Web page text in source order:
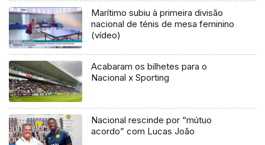
Marítimo subiu à primeira divisão
nacional de ténis de mesa feminino
(vídeo)
Acabaram os bilhetes para o
Nacional x Sporting
Nacional rescinde por “mútuo
acordo” com Lucas João